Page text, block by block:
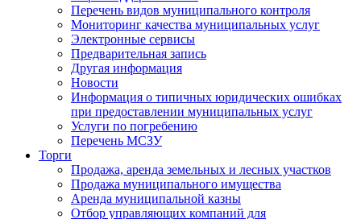
Перечень видов муниципального контроля
Мониторинг качества муниципальных услуг
Электронные сервисы
Предварительная запись
Другая информация
Новости
Информация о типичных юридических ошибках
при предоставлении муниципальных услуг
Услуги по погребению
Перечень МСЗУ
Торги
Продажа, аренда земельных и лесных участков
Продажа муниципального имущества
Аренда муниципальной казны
Отбор управляющих компаний для